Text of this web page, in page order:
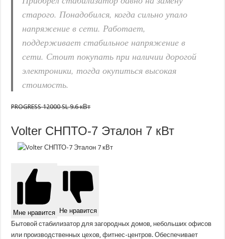
старого. Понадобился, когда сильно упало
напряжение в сети. Работает,
поддерживает стабильное напряжение в
сети. Стоит покупать при наличии дорогой
электроники, тогда окупиться высокая
стоимость.
PROGRESS 12000 SL 9.6 кВт
Volter СНПТО-7 Эталон 7 кВт
Мне нравится Не нравится
Бытовой стабилизатор для загородных домов, небольших офисов
или производственных цехов, фитнес-центров. Обеспечивает